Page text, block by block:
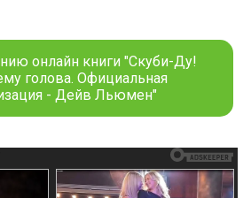
самое мистическое
онлайн книги "Скуби-Ду!
голова. Официальная
- Дейв Льюмен"